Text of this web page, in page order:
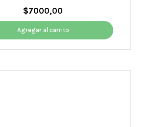
$7000,00
Agregar al carrito